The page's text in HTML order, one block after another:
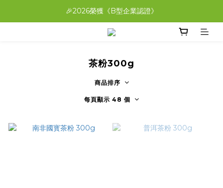
A+B搭配免費爆米花帶回家！在家就能喝「福吉茶」
🎉2026榮獲《B型企業認證》
A+B搭配免費爆米花帶回家！在家就能喝「福吉茶」
茶粉300g
商品排序
每頁顯示 48 個